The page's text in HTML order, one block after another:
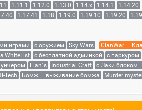
1.11.1 1.12.0 1.13.0 1.14.x 1.14.1 1.14.20
1.17.41 1.18 1.19.0 1.19.10 1.19.20
играми с оружием Sky Wars ClanWar —
WhiteList с бесплатной админкой с паркуром
Flan`s Industrial Craft с Лаки блоком
Tech Бомж — выживание бомжа Murder